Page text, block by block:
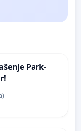
Park-